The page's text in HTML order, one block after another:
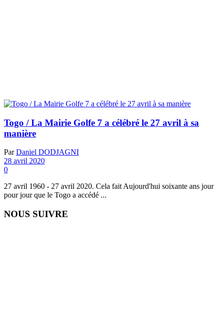
Togo / La Mairie Golfe 7 a célébré le 27 avril à sa
manière
Par Daniel DODJAGNI
28 avril 2020
0
27 avril 1960 - 27 avril 2020. Cela fait Aujourd'hui soixante ans jour
pour jour que le Togo a accédé ...
NOUS SUIVRE